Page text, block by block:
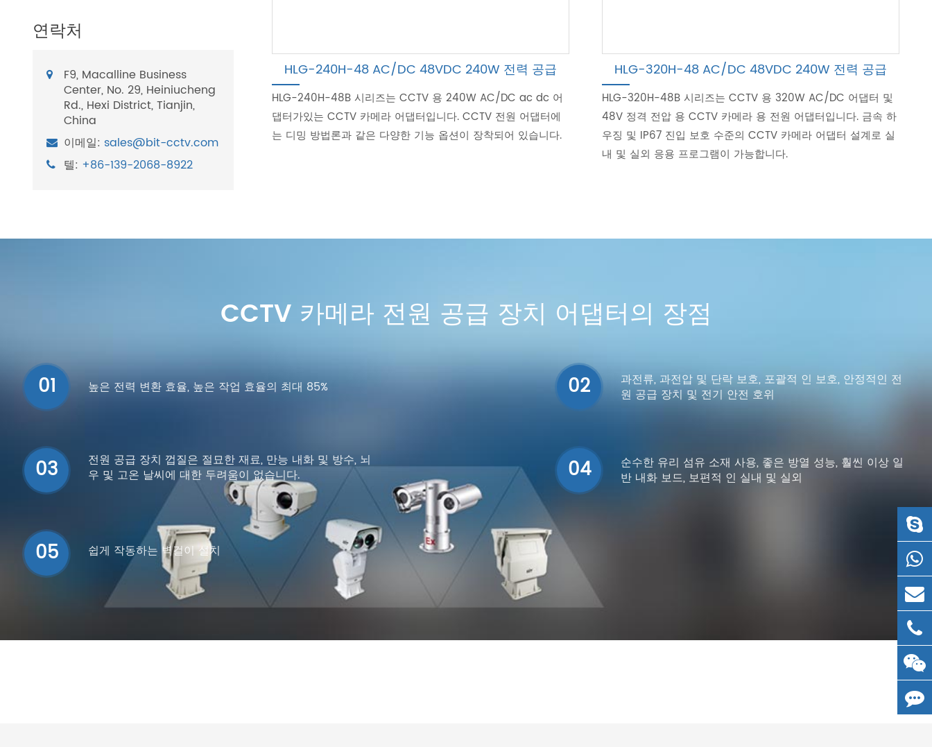
연락처
F9, Macalline Business
Center, No. 29, Heiniucheng
Rd., Hexi District, Tianjin,
China
이메일: sales@bit-cctv.com
텔: +86-139-2068-8922
HLG-240H-48 AC/DC 48VDC 240W 전력 공급
HLG-240H-48B 시리즈는 CCTV 용 240W AC/DC ac dc 어
댑터가있는 CCTV 카메라 어댑터입니다. CCTV 전원 어댑터에
는 디밍 방법론과 같은 다양한 기능 옵션이 장착되어 있습니다.
HLG-320H-48 AC/DC 48VDC 240W 전력 공급
HLG-320H-48B 시리즈는 CCTV 용 320W AC/DC 어댑터 및
48V 정격 전압 용 CCTV 카메라 용 전원 어댑터입니다. 금속 하
우징 및 IP67 진입 보호 수준의 CCTV 카메라 어댑터 설계로 실
내 및 실외 응용 프로그램이 가능합니다.
CCTV 카메라 전원 공급 장치 어댑터의 장점
01 높은 전력 변환 효율, 높은 작업 효율의 최대 85% 02
과전류, 과전압 및 단락 보호, 포괄적 인 보호, 안정적인 전
원 공급 장치 및 전기 안전 호위
03
전원 공급 장치 껍질은 절묘한 재료, 만능 내화 및 방수, 뇌
우 및 고온 날씨에 대한 두려움이 없습니다.
04
순수한 유리 섬유 소재 사용, 좋은 방열 성능, 훨씬 이상 일
반 내화 보드, 보편적 인 실내 및 실외
05 쉽게 작동하는 벽걸이 설치